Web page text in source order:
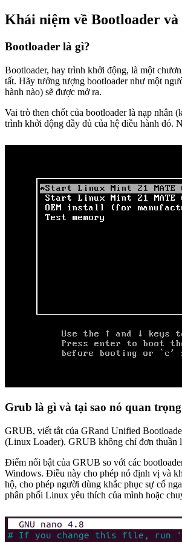
Khái niệm về Bootloader
Bootloader là gì?
Bootloader, hay trình khởi động, là một
tất. Hãy tưởng tượng bootloader như một
hành nào) sẽ được mở ra.
Vai trò then chốt của bootloader là nạp nhân
trình khởi động đầy đủ của hệ điều hành đó.
Grub là gì và tại sao nó quan
GRUB, viết tắt của GRand Unified
(Linux Loader). GRUB không chỉ đơn thuần
Điểm nổi bật của GRUB so với các
Windows. Điều này cho phép nó định vị và
hộ, cho phép người dùng khắc phục sự cố
phân phối Linux yêu thích của mình hoặc